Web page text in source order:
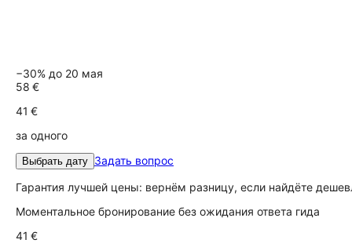
−30% до 20 мая
58 €
41 €
за одного
Выбрать дату Задать вопрос
Гарантия лучшей цены: вернём разницу, если найдёте
Моментальное бронирование без ожидания ответа гида
41 €